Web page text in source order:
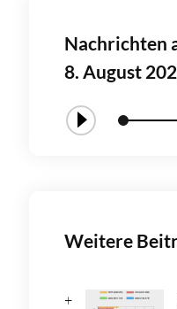
Nachrichten
8. August
Weitere